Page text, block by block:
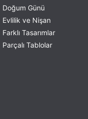
Doğum Günü
Evlilik ve Nişan
Farklı Tasarımlar
Parçalı Tablolar